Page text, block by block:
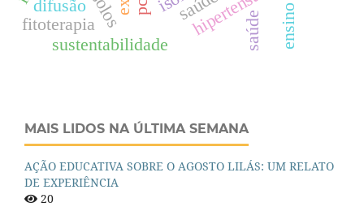
saúde
sustentabilidade
fitoterapia
difusão
MAIS LIDOS NA ÚLTIMA SEMANA
AÇÃO EDUCATIVA SOBRE O AGOSTO LILÁS: UM RELATO
DE EXPERIÊNCIA
20